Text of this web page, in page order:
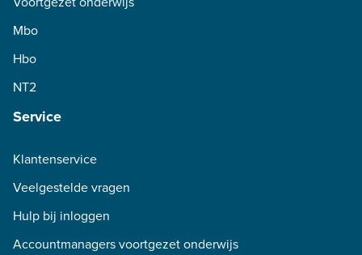
Mbo
Hbo
NT2
Service
Klantenservice
Veelgestelde vragen
Hulp bij inloggen
Accountmanagers voortgezet onderwijs